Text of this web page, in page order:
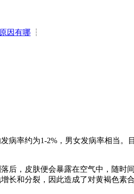
因有哪 ┆
率约为1-2%，男女发病率相当。
后，皮肤便会暴露在空气中，随时
长和分裂，因此造成了对黄褐色素